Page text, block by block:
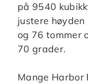
på 9540
justere
og 76 tommer
70 grader.
Mange Harbor